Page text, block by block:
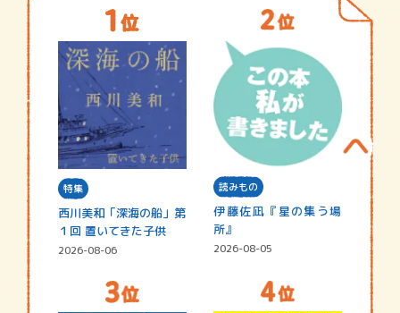
特集
西川美和「深海の船」第
１回 置いてきた子供
2026-08-06
読みもの
伊藤佐凪『星の集う場
所』
2026-08-05